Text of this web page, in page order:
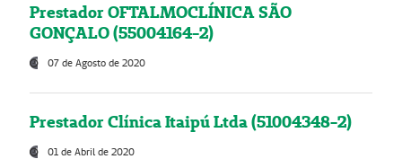
Prestador OFTALMOCLÍNICA SÃO
GONÇALO (55004164-2)
07 de Agosto de 2020
Prestador Clínica Itaipú Ltda (51004348-2)
01 de Abril de 2020